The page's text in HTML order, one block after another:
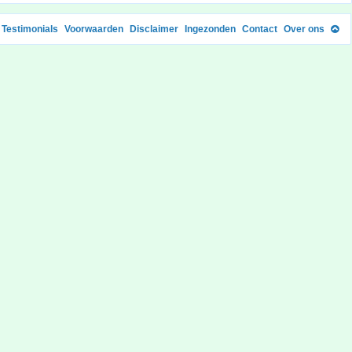
Testimonials Voorwaarden Disclaimer Ingezonden Contact Over ons